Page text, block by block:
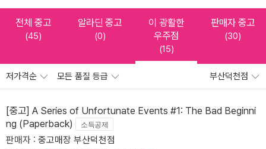
전체 중고
(45)
알라딘 중고
(0)
이 광활한
우주점
(15)
판매자 중고
(30)
저가격순 모든 품질 등급 부산덕천점
[중고] A Series of Unfortunate Events #1: The Bad Beginni
ng (Paperback)
소득공제
판매자 : 중고매장 부산덕천점